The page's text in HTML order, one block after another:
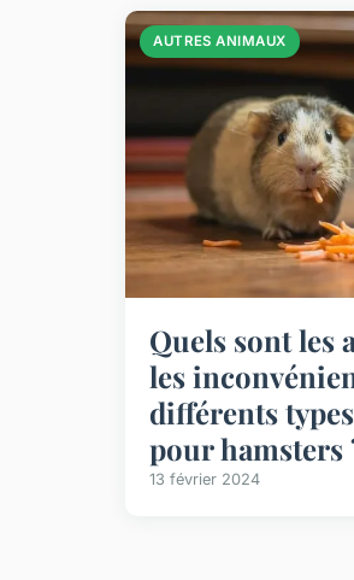
AUTRES ANIMAUX
Quels sont les
les
différents
pour hamsters
13 février 2024